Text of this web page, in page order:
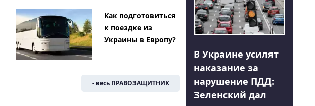
Как подготовиться
к поездке из
Украины в Европу?
- весь ПРАВОЗАЩИТНИК
В Украине усилят
наказание за
нарушение ПДД:
Зеленский дал